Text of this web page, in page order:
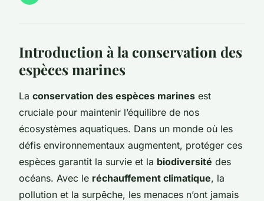
Introduction à la conservation des
espèces marines
La conservation des espèces marines est
cruciale pour maintenir l’équilibre de nos
écosystèmes aquatiques. Dans un monde où les
défis environnementaux augmentent, protéger ces
espèces garantit la survie et la biodiversité des
océans. Avec le réchauffement climatique, la
pollution et la surpêche, les menaces n’ont jamais